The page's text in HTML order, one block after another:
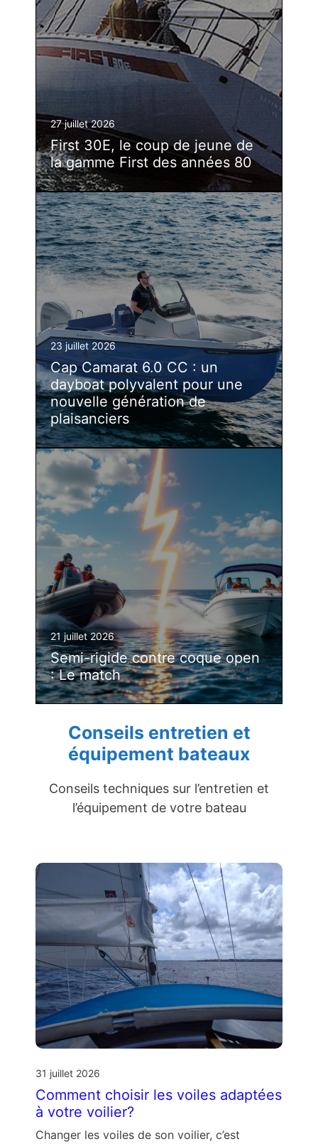
27 juillet 2026
First 30E, le coup de jeune de
la gamme First des années 80
23 juillet 2026
Cap Camarat 6.0 CC : un
dayboat polyvalent pour une
nouvelle génération de
plaisanciers
21 juillet 2026
Semi-rigide contre coque open
: Le match
Conseils entretien et
équipement bateaux
Conseils techniques sur l’entretien et
l’équipement de votre bateau
31 juillet 2026
Comment choisir les voiles adaptées
à votre voilier?
Changer les voiles de son voilier, c’est